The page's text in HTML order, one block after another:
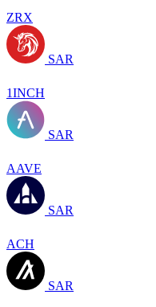
ZRX
SAR
1INCH
SAR
AAVE
SAR
ACH
SAR